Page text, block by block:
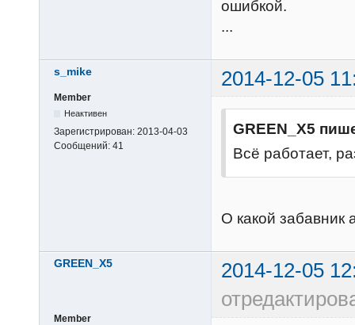
ошибкой.
...
s_mike 2014-12-05
Member
Неактивен
Зарегистрирован: 2013-04-03
Сообщений: 41
GREEN_X5
Всё работает,
О какой забавник
GREEN_X5
2014-12-05
Member